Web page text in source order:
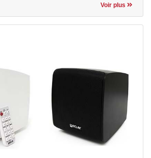
Voir plus